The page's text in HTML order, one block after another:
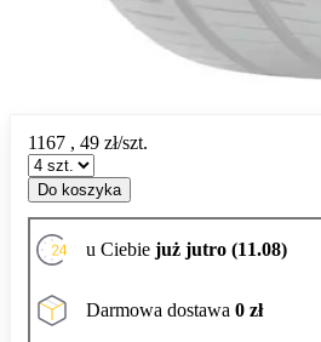
1167 , 49 zł/szt.
Do koszyka
u Ciebie już jutro (11.08)
Darmowa dostawa 0 zł